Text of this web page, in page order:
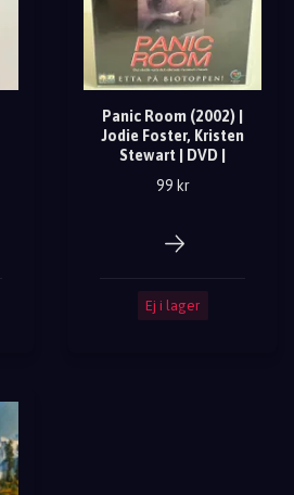
Panic Room (2002) |
Jodie Foster, Kristen
Stewart | DVD |
99 kr
Ej i lager